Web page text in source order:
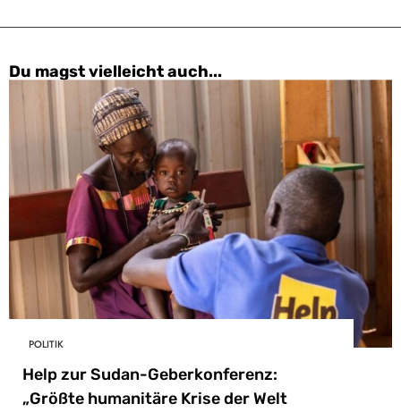
Du magst vielleicht auch...
POLITIK
Help zur Sudan-Geberkonferenz:
„Größte humanitäre Krise der Welt